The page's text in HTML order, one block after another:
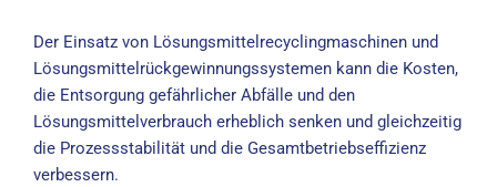
Der Einsatz von Lösungsmittelrecyclingmaschinen und
Lösungsmittelrückgewinnungssystemen kann die Kosten,
die Entsorgung gefährlicher Abfälle und den
Lösungsmittelverbrauch erheblich senken und gleichzeitig
die Prozessstabilität und die Gesamtbetriebseffizienz
verbessern.